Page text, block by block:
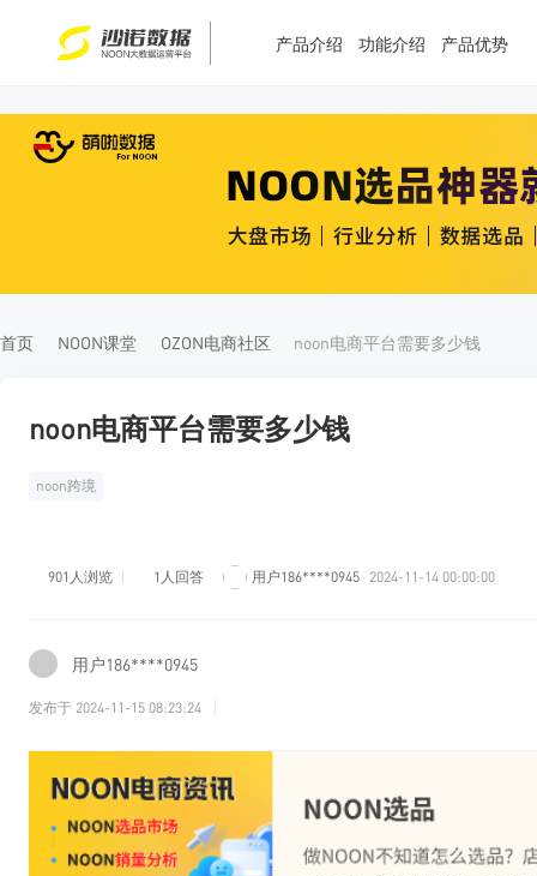
产品介绍 功能介绍 产品优势
首页 NOON课堂 OZON电商社区 noon电商平台需要多少钱
noon电商平台需要多少钱
noon跨境
901人浏览 1人回答 用户186****0945 2024-11-14 00:00:00
用户186****0945
发布于 2024-11-15 08:23:24